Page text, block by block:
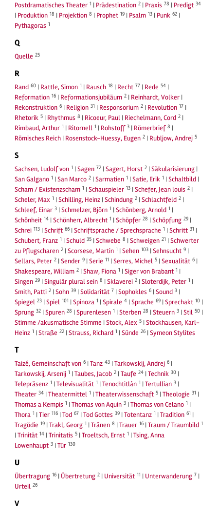
Postdramatisches Theater 1 | Prädestination 2 | Praxis 78 | Predigt 34
| Produktion 18 | Projektion 8 | Prophet 19 | Psalm 13 | Punk 62 |
Pythagoras 1
Q
Quelle 25
R
Rand 60 | Rattle, Simon 1 | Rausch 18 | Recht 77 | Rede 54 |
Reformation 16 | Reformationsjubiläum 2 | Reinhardt, Volker |
Rekonstruktion 6 | Religion 31 | Responsorium 2 | Revolution 17 |
Rhetorik 5 | Rhythmus 8 | Ricoeur, Paul | Riechelmann, Cord 2 |
Rimbaud, Arthur 1 | Ritornell 1 | Rohstoff 3 | Römerbrief 8 |
Römisches Reich | Rosenstock-Huessy, Eugen 2 | Rubljow, Andrej 5
S
Sachsen, Ludolf von 1 |Sagen 72 |Sagert, Horst 2 |Säkularisierung |
San Galgano 1 |San Marco 2 |Sarmatien 1 |Satie, Erik 1 |Schaltbild |
Scham / Existenzscham 1 |Schauspieler 13 |Schefer, Jean louis 2 |
Scheler, Max 1 |Schilling, Heinz |Schindung 2 |Schlachtfeld 2 |
Schleef, Einar 3 |Schmelzer, Björn 1 |Schönberg, Arnold 1 |
Schönheit 14 |Schönherr, Albrecht 1 |Schöpfer 28 |Schöpfung 29 |
Schrei 113 |Schrift 66 |Schriftsprache / Sprechsprache 1 |Schritt 31 |
Schubert, Franz 1 |Schuld 35 |Schwebe 8 |Schweigen 21 |Schwerter
zu Pflugscharen 2 |Scorsese, Martin 1 |Sehen 103 |Sehnsucht 9 |
Sellars, Peter 2 |Sender 9 |Serie 11 |Serres, Michel 5 |Sexualität 6 |
Shakespeare, William 2 |Shaw, Fiona 1 |Siger von Brabant 1 |
Singen 29 |Singulär plural sein 8 |Sklaverei 2 |Sloterdijk, Peter 1 |
Smith, Patti 2 |Sohn 39 |Solidarität 7 |Sophokles 6 |Sound 3 |
Spiegel 23 |Spiel 101 |Spinoza 1 |Spirale 4 |Sprache 69 |Sprechakt 10 |
Sprung 32 |Spuren 28 |Spurenlesen 1 |Sterben 28 |Steuern 3 |Stil 50 |
Stimme /akusmatische Stimme |Stock, Alex 5 |Stockhausen, Karl-
Heinz 1 |Straße 22 |Strauss, Richard 1 |Sünde 26 |Symeon Stylites
T
Taizé, Gemeinschaft von 6 |Tanz 43 |Tarkowskij, Andrej 6 |
Tarkowskij, Arsenij 1 |Taubes, Jacob 2 |Taufe 24 |Technik 30 |
Telepräsenz 1 |Televisualität 1 |Tenochtitlán 1 |Tertullian 3 |
Theater 34 |Theatermittel 1 |Theaterwissenschaft 5 |Theologie 31 |
Thomas a Kempis 1 |Thomas von Aquin 3 |Thomas von Celano 1 |
Thora 1 |Tier 116 |Tod 67 |Tod Gottes 39 |Totentanz 1 |Tradition 61 |
Tragödie 19 |Trakl, Georg 1 |Tränen 8 |Trauer 16 |Traum / Traumbild 1
|Trinität 14 |Trinitatis 5 |Troeltsch, Ernst 1 |Tsing, Anna
Lowenhaupt 3 |Tür 130
U
Übertragung 16 | Übertretung 2 | Universität 11 | Unterwanderung 7 |
Urteil 26
V